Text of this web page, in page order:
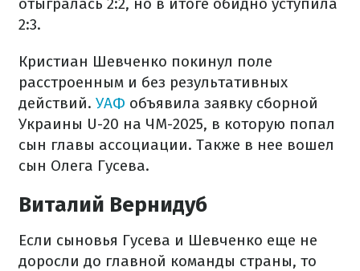
2:3.
Кристиан Шевченко покинул поле
расстроенным и без результативных
действий. УАФ объявила заявку сборной
Украины U-20 на ЧМ-2025, в которую попал
сын главы ассоциации. Также в нее вошел
сын Олега Гусева.
Виталий Вернидуб
Если сыновья Гусева и Шевченко еще не
доросли до главной команды страны, то